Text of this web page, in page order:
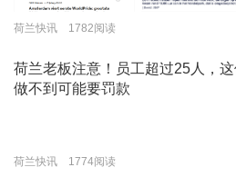
荷兰快讯 1782阅读
荷兰老板注意！员工超过25人，
做不到可能要罚款
荷兰快讯 1774阅读